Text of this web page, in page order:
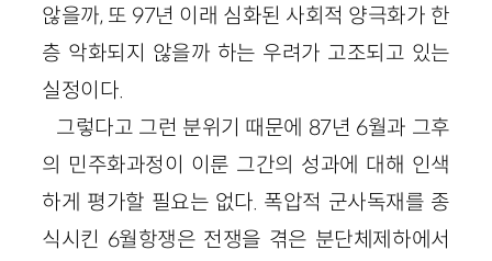
않을까, 또 97년 이래 심화된 사회적 양극화가 한
층 악화되지 않을까 하는 우려가 고조되고 있는
실정이다.
그렇다고 그런 분위기 때문에 87년 6월과 그후
의 민주화과정이 이룬 그간의 성과에 대해 인색
하게 평가할 필요는 없다. 폭압적 군사독재를 종
식시킨 6월항쟁은 전쟁을 겪은 분단체제하에서